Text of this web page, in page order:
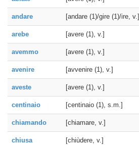
andare [andare (1)/gire (1)/ire, v.]
arebe [avere (1), v.]
avemmo [avere (1), v.]
avenire [avvenire (1), v.]
aveste [avere (1), v.]
centinaio [centinaio (1), s.m.]
chiamando [chiamare, v.]
chiusa [chiùdere, v.]